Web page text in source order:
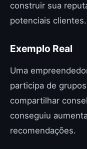
construir sua
potenciais clientes.
Exemplo Real
Uma
participa de
compartilhar
conseguiu
recomendações.